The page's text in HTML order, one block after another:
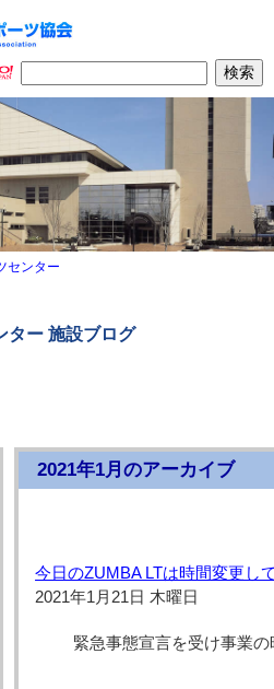
センター
ター 施設ブログ
2021年1月のアーカイブ
今日のZUMBA LTは時間変更し
2021年1月21日 木曜日
緊急事態宣言を受け事業